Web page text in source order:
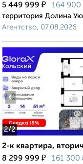
5 449 999 ₽ 164 900
территория Долина
Агентство, 07.08.2026
2/2
‹
2-к квартира,
8 299 999 ₽ 161 300